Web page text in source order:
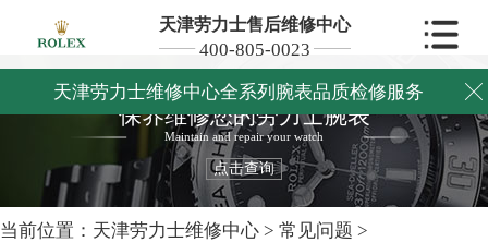
天津劳力士售后维修中心
400-805-0023
天津劳力士维修中心全系列腕表品质检修服务 
保养维修您的劳力士腕表
Maintain and repair your watch
点击查询
当前位置： 天津劳力士维修中心 > 常见问题 >